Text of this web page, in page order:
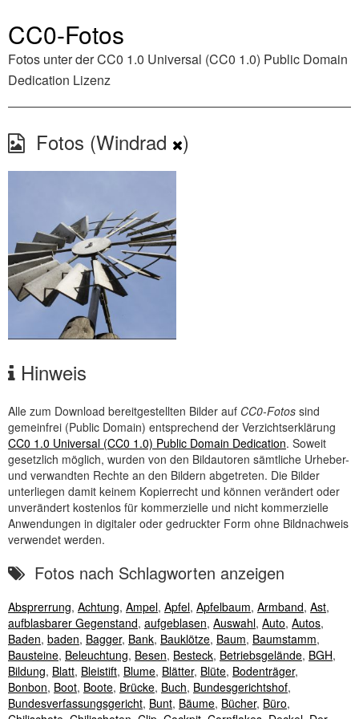
CC0-Fotos
Fotos unter derCC0 1.0 Universal (CC0 1.0) Public Domain
Dedication Lizenz
Fotos (Windrad )
Hinweis
Alle zum Download bereitgestellten Bilder auf CC0-Fotos sind
gemeinfrei (Public Domain) entsprechend der Verzichtserklärung
CC0 1.0 Universal (CC0 1.0) Public Domain Dedication. Soweit
gesetzlich möglich, wurden von den Bildautoren sämtliche Urheber-
und verwandten Rechte an den Bildern abgetreten. Die Bilder
unterliegen damit keinem Kopierrecht und können verändert oder
unverändert kostenlos für kommerzielle und nicht kommerzielle
Anwendungen in digitaler oder gedruckter Form ohne Bildnachweis
verwendet werden.
Fotos nach Schlagworten anzeigen
Absprerrung, Achtung, Ampel, Apfel, Apfelbaum, Armband, Ast,
aufblasbarer Gegenstand, aufgeblasen, Auswahl, Auto, Autos,
Baden, baden, Bagger, Bank, Bauklötze, Baum, Baumstamm,
Bausteine, Beleuchtung, Besen, Besteck, Betriebsgelände, BGH,
Bildung, Blatt, Bleistift, Blume, Blätter, Blüte, Bodenträger,
Bonbon, Boot, Boote, Brücke, Buch, Bundesgerichtshof,
Bundesverfassungsgericht, Bunt, Bäume, Bücher, Büro,